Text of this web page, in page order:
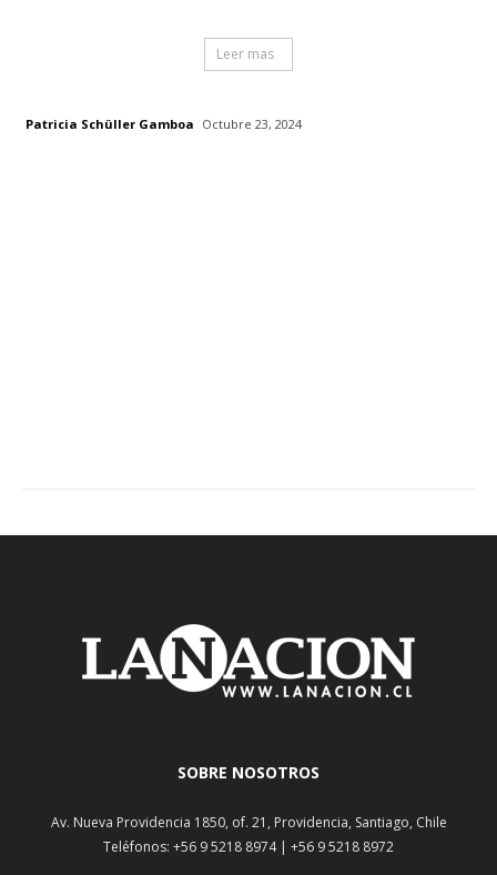
Leer mas
Patricia Schüller Gamboa Octubre 23, 2024
SOBRE NOSOTROS
Av. Nueva Providencia 1850, of. 21, Providencia, Santiago, Chile
Teléfonos: +56 9 5218 8974 | +56 9 5218 8972